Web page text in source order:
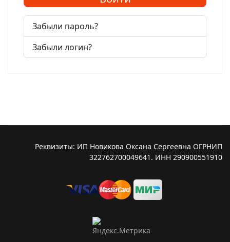
Забыли пароль?
Забыли логин?
Реквизиты: ИП Новикова Оксана Сергеевна ОГРНИП
322762700049641. ИНН 290900551910